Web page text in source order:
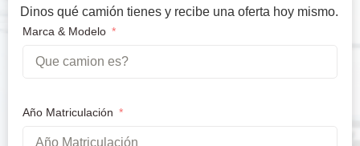
Dinos qué camión tienes y recibe una oferta hoy mismo.
Marca & Modelo
Año Matriculación